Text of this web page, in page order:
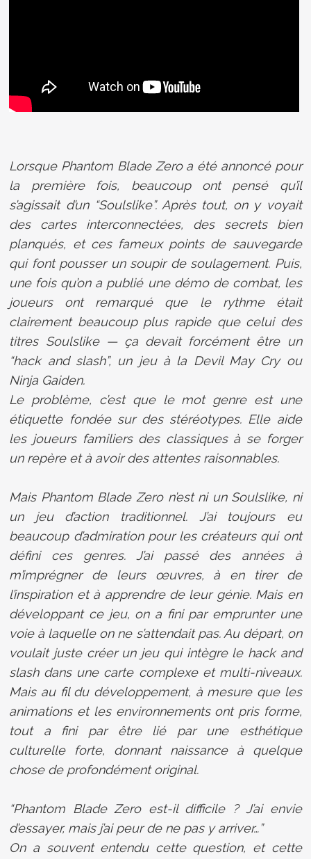
Lorsque Phantom Blade Zero a été annoncé pour
la première fois, beaucoup ont pensé qu’il
s’agissait d’un “Soulslike”. Après tout, on y voyait
des cartes interconnectées, des secrets bien
planqués, et ces fameux points de sauvegarde
qui font pousser un soupir de soulagement. Puis,
une fois qu’on a publié une démo de combat, les
joueurs ont remarqué que le rythme était
clairement beaucoup plus rapide que celui des
titres Soulslike — ça devait forcément être un
“hack and slash”, un jeu à la Devil May Cry ou
Ninja Gaiden.
Le problème, c’est que le mot genre est une
étiquette fondée sur des stéréotypes. Elle aide
les joueurs familiers des classiques à se forger
un repère et à avoir des attentes raisonnables.
Mais Phantom Blade Zero n’est ni un Soulslike, ni
un jeu d’action traditionnel. J’ai toujours eu
beaucoup d’admiration pour les créateurs qui ont
défini ces genres. J’ai passé des années à
m’imprégner de leurs œuvres, à en tirer de
l’inspiration et à apprendre de leur génie. Mais en
développant ce jeu, on a fini par emprunter une
voie à laquelle on ne s’attendait pas. Au départ, on
voulait juste créer un jeu qui intègre le hack and
slash dans une carte complexe et multi-niveaux.
Mais au fil du développement, à mesure que les
animations et les environnements ont pris forme,
tout a fini par être lié par une esthétique
culturelle forte, donnant naissance à quelque
chose de profondément original.
“Phantom Blade Zero est-il difficile ? J’ai envie
d’essayer, mais j’ai peur de ne pas y arriver…”
On a souvent entendu cette question, et cette